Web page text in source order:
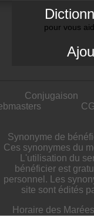
pour vous
Conjugaison
Synonyme de
Ces synonymes du
L'utilisation du
bénéficier est
personnel. Les
site sont édités
Horaire des Marées